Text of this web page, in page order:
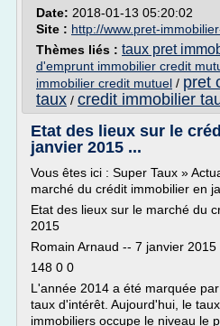
Date: 2018-01-13 05:20:02
Site : http://www.pret-
Thèmes liés : taux pret
d'emprunt immobilier credit
immobilier credit mutuel / pret
taux / credit immobilier
Etat des lieux sur le
janvier 2015 ...
Vous êtes ici : Super Taux »
marché du crédit immobilier en
Etat des lieux sur le marché du
2015
Romain Arnaud -- 7 janvier 2015
148 0 0
L'année 2014 a été marquée
taux d'intérêt. Aujourd'hui, le
immobiliers occupe le niveau le